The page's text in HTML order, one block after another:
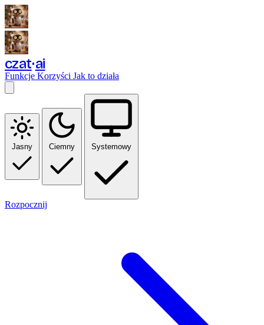
czat ai
Funkcje Korzyści Jak to działa
Jasny Ciemny Systemowy
Rozpocznij